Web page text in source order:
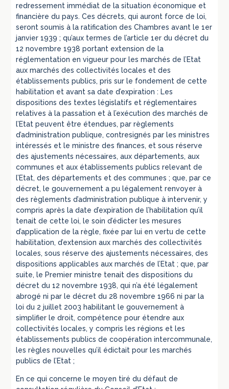
redressement immédiat de la situation économique et
financière du pays. Ces décrets, qui auront force de loi,
seront soumis à la ratification des Chambres avant le 1er
janvier 1939 ; qu’aux termes de l’article 1er du décret du
12 novembre 1938 portant extension de la
réglementation en vigueur pour les marchés de l’Etat
aux marchés des collectivités locales et des
établissements publics, pris sur le fondement de cette
habilitation et avant sa date d’expiration : Les
dispositions des textes législatifs et réglementaires
relatives à la passation et à l’exécution des marchés de
l’Etat peuvent être étendues, par règlements
d’administration publique, contresignés par les ministres
intéressés et le ministre des finances, et sous réserve
des ajustements nécessaires, aux départements, aux
communes et aux établissements publics relevant de
l’Etat, des départements et des communes ; que, par ce
décret, le gouvernement a pu légalement renvoyer à
des règlements d’administration publique à intervenir, y
compris après la date d’expiration de l’habilitation qu’il
tenait de cette loi, le soin d’édicter les mesures
d’application de la règle, fixée par lui en vertu de cette
habilitation, d’extension aux marchés des collectivités
locales, sous réserve des ajustements nécessaires, des
dispositions applicables aux marchés de l’Etat ; que, par
suite, le Premier ministre tenait des dispositions du
décret du 12 novembre 1938, qui n’a été légalement
abrogé ni par le décret du 28 novembre 1966 ni par la
loi du 2 juillet 2003 habilitant le gouvernement à
simplifier le droit, compétence pour étendre aux
collectivités locales, y compris les régions et les
établissements publics de coopération intercommunale,
les règles nouvelles qu’il édictait pour les marchés
publics de l’Etat ;
En ce qui concerne le moyen tiré du défaut de